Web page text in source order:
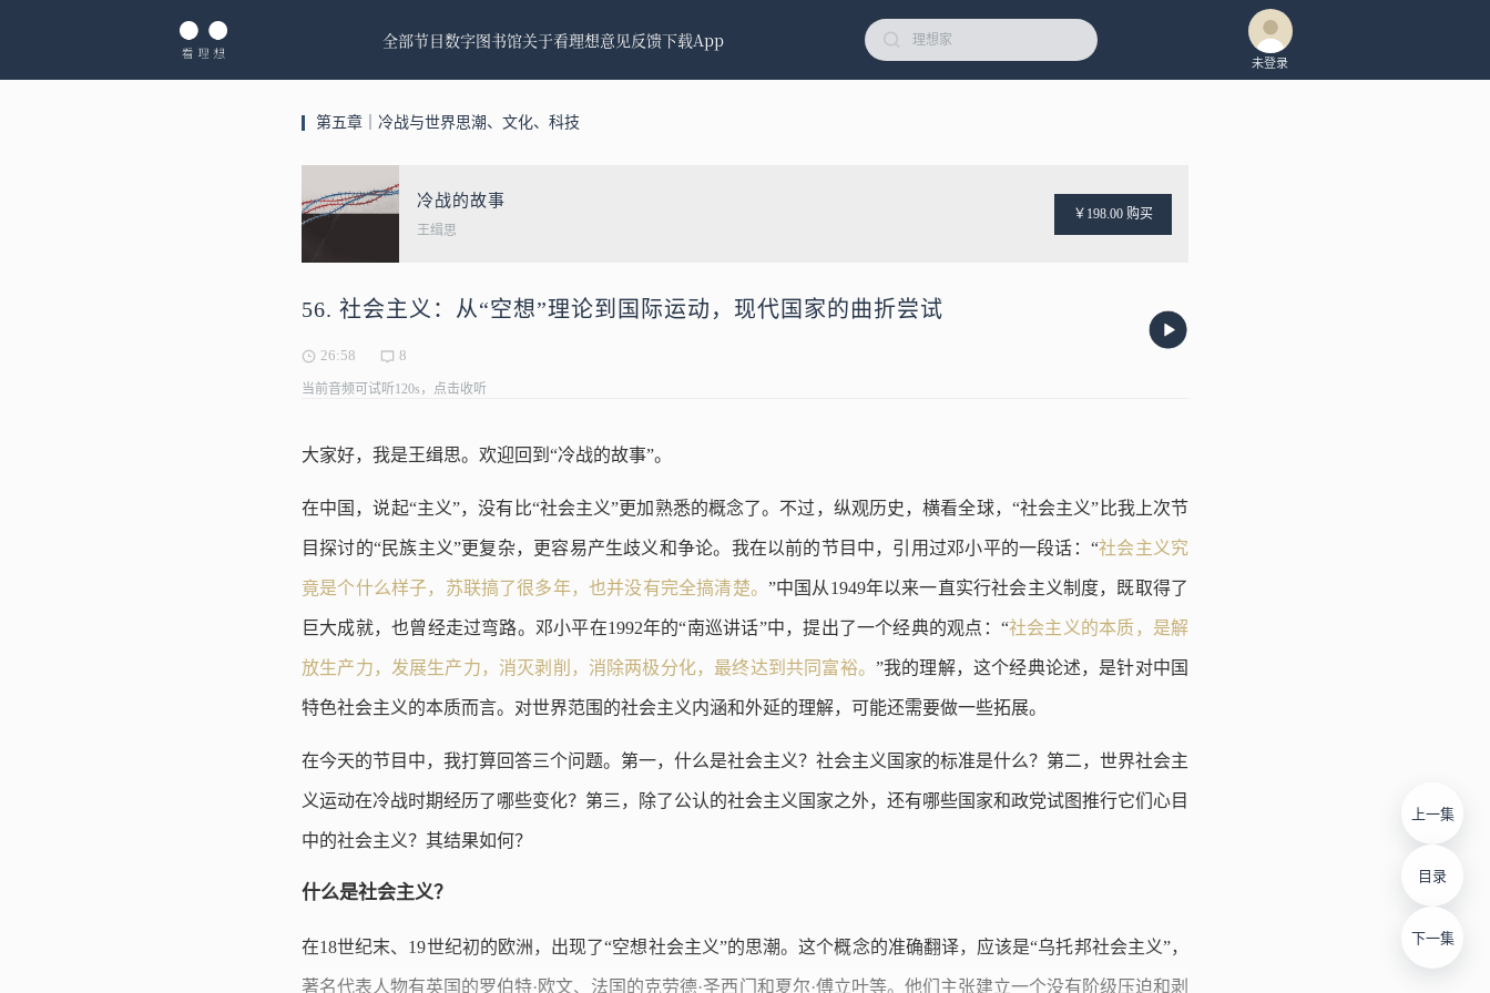
全部节目数字图书馆关于看理想意见反馈下载App
未登录
第五章｜冷战与世界思潮、文化、科技
冷战的故事
王缉思
￥198.00 购买
56. 社会主义：从“空想”理论到国际运动，现代国家的曲折尝试
26:58 8
当前音频可试听120s，点击收听
上一集
目录
下一集
大家好，我是王缉思。欢迎回到“冷战的故事”。
在中国，说起“主义”，没有比“社会主义”更加熟悉的概念了。不过，纵观历史，横看全球，“社会主义”比我上次节
目探讨的“民族主义”更复杂，更容易产生歧义和争论。我在以前的节目中，引用过邓小平的一段话：“社会主义究
竟是个什么样子，苏联搞了很多年，也并没有完全搞清楚。 ”中国从1949年以来一直实行社会主义制度，既取得了
巨大成就，也曾经走过弯路。邓小平在1992年的“南巡讲话”中，提出了一个经典的观点：“社会主义的本质，是解
放生产力，发展生产力，消灭剥削，消除两极分化，最终达到共同富裕。 ”我的理解，这个经典论述，是针对中国
特色社会主义的本质而言。对世界范围的社会主义内涵和外延的理解，可能还需要做一些拓展。
在今天的节目中，我打算回答三个问题。第一，什么是社会主义？社会主义国家的标准是什么？第二，世界社会主
义运动在冷战时期经历了哪些变化？第三，除了公认的社会主义国家之外，还有哪些国家和政党试图推行它们心目
中的社会主义？其结果如何？
什么是社会主义？
在18世纪末、19世纪初的欧洲，出现了“空想社会主义”的思潮。这个概念的准确翻译，应该是“乌托邦社会主义”，
著名代表人物有英国的罗伯特·欧文、法国的克劳德·圣西门和夏尔·傅立叶等。他们主张建立一个没有阶级压迫和剥